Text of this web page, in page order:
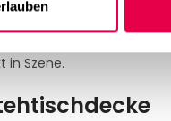
4-Wege-Stretch-
Weiß, tiefem
in Szene.